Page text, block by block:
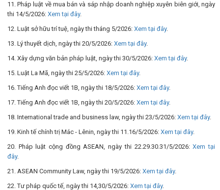
11. Pháp luật về mua bán và sáp nhập doanh nghiệp xuyên biên giới, ngày
thi 14/5/2026: Xem tại đây.
12. Luật sở hữu trí tuệ, ngày thi tháng 5/2026: Xem tại đây.
13. Lý thuyết dịch, ngày thi 20/5/2026: Xem tại đây.
14. Xây dựng văn bản pháp luật, ngày thi 30/5/2026: Xem tại đây.
15. Luật La Mã, ngày thi 25/5/2026: Xem tại đây.
16. Tiếng Anh đọc viết 1B, ngày thi 18/5/2026: Xem tại đây.
17. Tiếng Anh đọc viết 1B, ngày thi 20/5/2026: Xem tại đây.
18. International trade and business law, ngày thi 23/5/2026: Xem tại đây.
19. Kinh tế chính trị Mác - Lênin, ngày thi 11.16/5/2026: Xem tại đây.
20. Pháp luật cộng đồng ASEAN, ngày thi 22.29.30.31/5/2026:Xem tại
đây.
21. ASEAN Community Law, ngày thi 19/5/2026: Xem tại đây.
22. Tư pháp quốc tế, ngày thi 14,30/5/2026: Xem tại đây.